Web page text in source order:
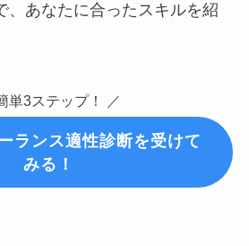
、あなたに合ったスキルを紹
単3ステップ！ ／
ランス適性診断を受けて
みる！